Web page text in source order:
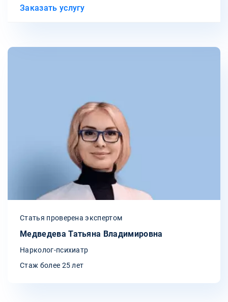
Заказать услугу
Статья проверена экспертом
Медведева Татьяна Владимировна
Нарколог-психиатр
Стаж более 25 лет